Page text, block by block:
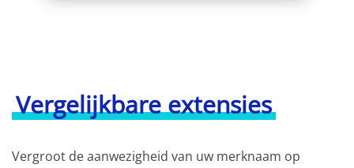
Vergelijkbare extensies
Vergroot de aanwezigheid van uw merknaam op